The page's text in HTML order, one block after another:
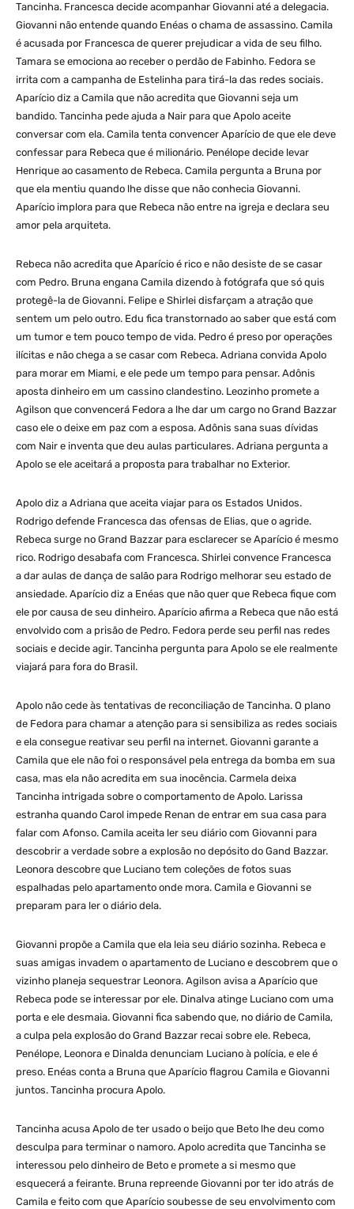
Tancinha. Francesca decide acompanhar Giovanni até a delegacia.
Giovanni não entende quando Enéas o chama de assassino. Camila
é acusada por Francesca de querer prejudicar a vida de seu filho.
Tamara se emociona ao receber o perdão de Fabinho. Fedora se
irrita com a campanha de Estelinha para tirá-la das redes sociais.
Aparício diz a Camila que não acredita que Giovanni seja um
bandido. Tancinha pede ajuda a Nair para que Apolo aceite
conversar com ela. Camila tenta convencer Aparício de que ele deve
confessar para Rebeca que é milionário. Penélope decide levar
Henrique ao casamento de Rebeca. Camila pergunta a Bruna por
que ela mentiu quando lhe disse que não conhecia Giovanni.
Aparício implora para que Rebeca não entre na igreja e declara seu
amor pela arquiteta.
Rebeca não acredita que Aparício é rico e não desiste de se casar
com Pedro. Bruna engana Camila dizendo à fotógrafa que só quis
protegê-la de Giovanni. Felipe e Shirlei disfarçam a atração que
sentem um pelo outro. Edu fica transtornado ao saber que está com
um tumor e tem pouco tempo de vida. Pedro é preso por operações
ilícitas e não chega a se casar com Rebeca. Adriana convida Apolo
para morar em Miami, e ele pede um tempo para pensar. Adônis
aposta dinheiro em um cassino clandestino. Leozinho promete a
Agilson que convencerá Fedora a lhe dar um cargo no Grand Bazzar
caso ele o deixe em paz com a esposa. Adônis sana suas dívidas
com Nair e inventa que deu aulas particulares. Adriana pergunta a
Apolo se ele aceitará a proposta para trabalhar no Exterior.
Apolo diz a Adriana que aceita viajar para os Estados Unidos.
Rodrigo defende Francesca das ofensas de Elias, que o agride.
Rebeca surge no Grand Bazzar para esclarecer se Aparício é mesmo
rico. Rodrigo desabafa com Francesca. Shirlei convence Francesca
a dar aulas de dança de salão para Rodrigo melhorar seu estado de
ansiedade. Aparício diz a Enéas que não quer que Rebeca fique com
ele por causa de seu dinheiro. Aparício afirma a Rebeca que não está
envolvido com a prisão de Pedro. Fedora perde seu perfil nas redes
sociais e decide agir. Tancinha pergunta para Apolo se ele realmente
viajará para fora do Brasil.
Apolo não cede às tentativas de reconciliação de Tancinha. O plano
de Fedora para chamar a atenção para si sensibiliza as redes sociais
e ela consegue reativar seu perfil na internet. Giovanni garante a
Camila que ele não foi o responsável pela entrega da bomba em sua
casa, mas ela não acredita em sua inocência. Carmela deixa
Tancinha intrigada sobre o comportamento de Apolo. Larissa
estranha quando Carol impede Renan de entrar em sua casa para
falar com Afonso. Camila aceita ler seu diário com Giovanni para
descobrir a verdade sobre a explosão no depósito do Gand Bazzar.
Leonora descobre que Luciano tem coleções de fotos suas
espalhadas pelo apartamento onde mora. Camila e Giovanni se
preparam para ler o diário dela.
Giovanni propõe a Camila que ela leia seu diário sozinha. Rebeca e
suas amigas invadem o apartamento de Luciano e descobrem que o
vizinho planeja sequestrar Leonora. Agilson avisa a Aparício que
Rebeca pode se interessar por ele. Dinalva atinge Luciano com uma
porta e ele desmaia. Giovanni fica sabendo que, no diário de Camila,
a culpa pela explosão do Grand Bazzar recai sobre ele. Rebeca,
Penélope, Leonora e Dinalda denunciam Luciano à polícia, e ele é
preso. Enéas conta a Bruna que Aparício flagrou Camila e Giovanni
juntos. Tancinha procura Apolo.
Tancinha acusa Apolo de ter usado o beijo que Beto lhe deu como
desculpa para terminar o namoro. Apolo acredita que Tancinha se
interessou pelo dinheiro de Beto e promete a si mesmo que
esquecerá a feirante. Bruna repreende Giovanni por ter ido atrás de
Camila e feito com que Aparício soubesse de seu envolvimento com